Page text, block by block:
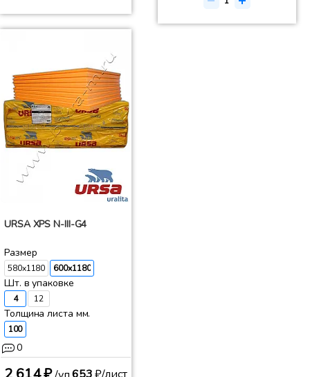
URSA XPS N-III-G4
Размер
580x1180 600x1180
Шт. в упаковке
4 12
Толщина листа мм.
100
0